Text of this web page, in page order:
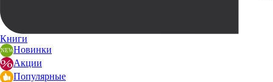
Книги
Новинки
Акции
Популярные